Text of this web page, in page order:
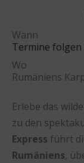
Wann
Termine folgen
Wo
Rumäniens
Erlebe das
zu den
Express führt
Rumäniens,